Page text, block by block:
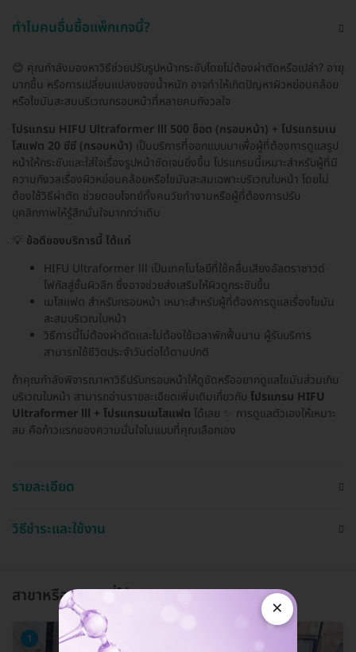
ทำไมคนอื่นซื้อแพ็กเกจนี้?
😊 คุณกำลังมองหาวิธีช่วยปรับรูปหน้ากระชับโดยไม่ต้องผ่าตัดหรือเปล่า? อายุ
มากขึ้น หรือการเปลี่ยนแปลงของน้ำหนัก อาจทำให้เกิดปัญหาผิวหย่อนคล้อย
หรือไขมันสะสมบริเวณกรอบหน้าที่หลายคนกังวลใจ
โปรแกรม HIFU Ultraformer lll 500 ช็อต (กรอบหน้า) + โปรแกรมเม
โสแฟต 20 ซีซี (กรอบหน้า) เป็นบริการที่ออกแบบมาเพื่อผู้ที่ต้องการดูแลรูป
หน้าให้กระชับและใส่ใจเรื่องรูปหน้าชัดเจนยิ่งขึ้น โปรแกรมนี้เหมาะสำหรับผู้ที่มี
ความกังวลเรื่องผิวหย่อนคล้อยหรือไขมันสะสมเฉพาะบริเวณใบหน้า โดยไม่
ต้องใช้วิธีผ่าตัด ช่วยตอบโจทย์ทั้งคนวัยทำงานหรือผู้ที่ต้องการปรับ
บุคลิกภาพให้รู้สึกมั่นใจมากกว่าเดิม
💡 ข้อดีของบริการนี้ ได้แก่
HIFU Ultraformer lll เป็นเทคโนโลยีที่ใช้คลื่นเสียงอัลตราซาวด์
โฟกัสสู่ชั้นผิวลึก ซึ่งอาจช่วยส่งเสริมให้ผิวดูกระชับขึ้น
เมโสแฟต สำหรับกรอบหน้า เหมาะสำหรับผู้ที่ต้องการดูแลเรื่องไขมัน
สะสมบริเวณใบหน้า
วิธีการนี้ไม่ต้องผ่าตัดและไม่ต้องใช้เวลาพักฟื้นนาน ผู้รับบริการ
สามารถใช้ชีวิตประจำวันต่อได้ตามปกติ
ถ้าคุณกำลังพิจารณาหาวิธีปรับกรอบหน้าให้ดูชัดหรืออยากดูแลไขมันส่วนเกิน
บริเวณใบหน้า สามารถอ่านรายละเอียดเพิ่มเติมเกี่ยวกับ โปรแกรม HIFU
Ultraformer lll + โปรแกรมเมโสแฟต ได้เลย ✨ การดูแลตัวเองให้เหมาะ
สม คือก้าวแรกของความมั่นใจในแบบที่คุณเลือกเอง
รายละเอียด
วิธีชำระและใช้งาน
สาขาหรือแผนกที่ให้บริการ
1
×